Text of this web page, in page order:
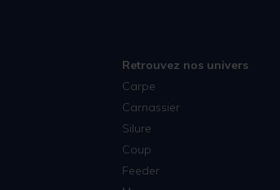
Retrouvez nos univers
Carpe
Carnassier
Silure
Coup
Feeder